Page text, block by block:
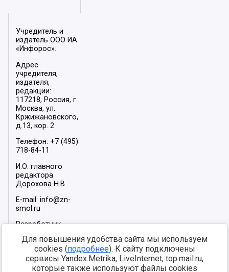
Учредитель и
издатель ООО ИА
«Инфорос».
Адрес
учредителя,
издателя,
редакции:
117218, Россия, г.
Москва, ул.
Кржижановского,
д.13, кор. 2
Телефон: +7 (495)
718-84-11
И.О. главного
редактора
Дорохова Н.В.
E-mail: info@zn-
smol.ru
Разработчик
2026
Мы в социальных
сетях:
Для повышения удобства сайта мы используем
cookies (подробнее). К сайту подключены
сервисы Yandex.Metrika, LiveInternet, top.mail.ru,
которые также используют файлы cookies